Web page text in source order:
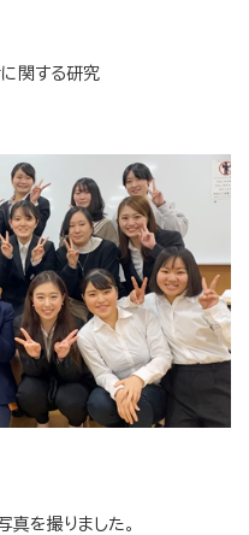
関する研究
を撮りました。